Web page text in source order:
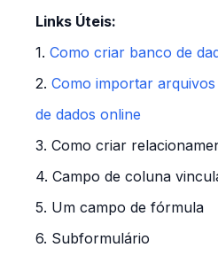
Links Úteis:
1. Como criar banco de
2. Como importar
de dados online
3. Como criar
4. Campo de coluna
5. Um campo de fórmula
6. Subformulário